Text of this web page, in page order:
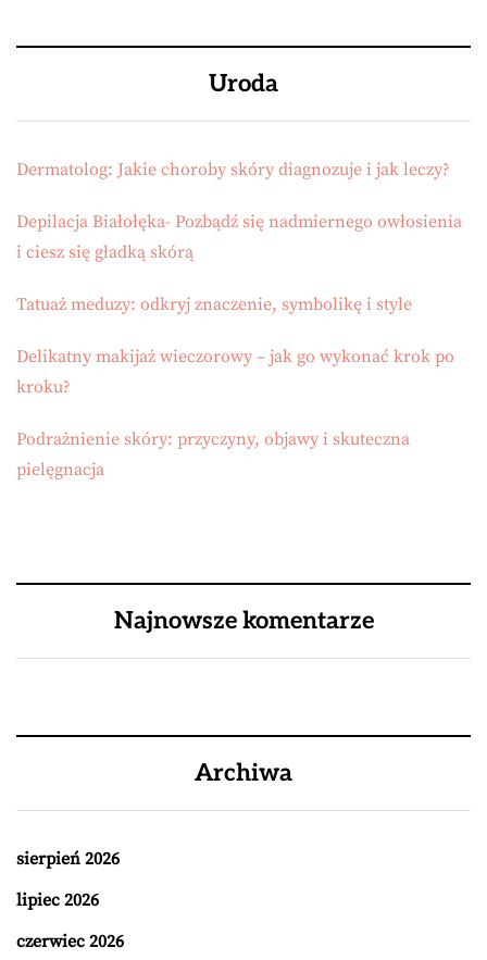
Uroda
Dermatolog: Jakie choroby skóry diagnozuje i jak leczy?
Depilacja Białołęka- Pozbądź się nadmiernego owłosienia
i ciesz się gładką skórą
Tatuaż meduzy: odkryj znaczenie, symbolikę i style
Delikatny makijaż wieczorowy – jak go wykonać krok po
kroku?
Podrażnienie skóry: przyczyny, objawy i skuteczna
pielęgnacja
Najnowsze komentarze
Archiwa
sierpień 2026
lipiec 2026
czerwiec 2026